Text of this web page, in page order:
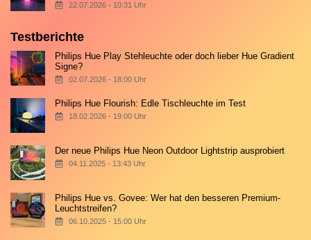
22.07.2026 - 10:31 Uhr
Testberichte
Philips Hue Play Stehleuchte oder doch lieber Hue Gradient
Signe?
02.07.2026 - 18:00 Uhr
Philips Hue Flourish: Edle Tischleuchte im Test
18.02.2026 - 19:00 Uhr
Der neue Philips Hue Neon Outdoor Lightstrip ausprobiert
04.11.2025 - 13:43 Uhr
Philips Hue vs. Govee: Wer hat den besseren Premium-
Leuchtstreifen?
06.10.2025 - 15:00 Uhr